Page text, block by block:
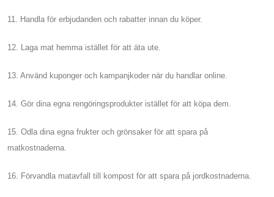
11. Handla för erbjudanden och rabatter innan du köper.
12. Laga mat hemma istället för att äta ute.
13. Använd kuponger och kampanjkoder när du handlar online.
14. Gör dina egna rengöringsprodukter istället för att köpa dem.
15. Odla dina egna frukter och grönsaker för att spara på
matkostnaderna.
16. Förvandla matavfall till kompost för att spara på jordkostnaderna.